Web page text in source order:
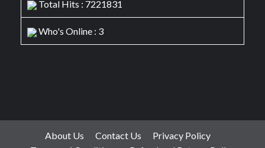
Total Hits : 7221831
Who's Online : 3
About Us Contact Us
Privacy Policy